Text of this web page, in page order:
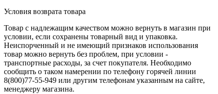
Условия возврата товара
Товар с надлежащим качеством можно вернуть в магазин при
условии, если сохранены товарный вид и упаковка.
Неиспорченный и не имеющий признаков использования
товар можно вернуть без проблем, при условии -
транспортные расходы, за счет покупателя. Необходимо
сообщить о таком намерении по телефону горячей линии
8(800)77-55-949 или другим телефонам указанным на сайте,
менеджеру магазина.